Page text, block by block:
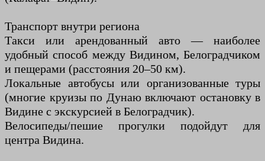
Транспорт внутри региона
Такси или арендованный авто — наиболее
удобный способ между Видином, Белоградчиком
и пещерами (расстояния 20–50 км).
Локальные автобусы или организованные туры
(многие круизы по Дунаю включают остановку в
Видине с экскурсией в Белоградчик).
Велосипеды/пешие прогулки подойдут для
центра Видинa.